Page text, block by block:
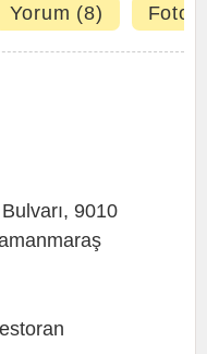
Yorum (8)
9010